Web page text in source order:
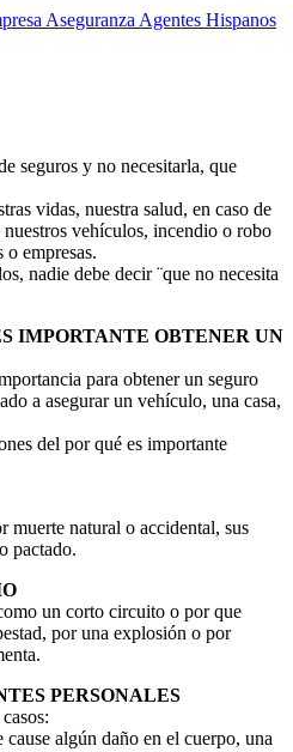
seguros y no necesitarla, que
vidas, nuestra salud, en caso de
vehículos, incendio o robo
o empresas.
nadie debe decir ¨que no necesita
IMPORTANTE OBTENER UN
para obtener un seguro
a asegurar un vehículo, una casa,
del por qué es importante
muerte natural o accidental, sus
pactado.
un corto circuito o por que
por una explosión o por
PERSONALES
algún daño en el cuerpo, una